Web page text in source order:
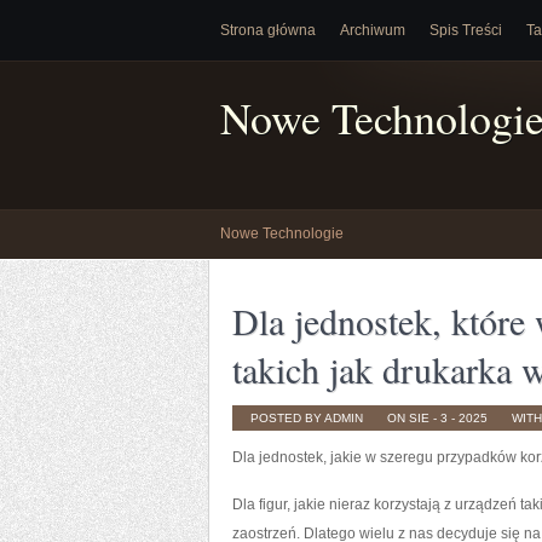
Strona główna Archiwum Spis Treści
Nowe
Nowe Technologie
Dla jednostek, które
takich jak drukarka
POSTED BY ADMIN ON SIE - 3 - 2025 WITH
Dla jednostek, jakie w szeregu przypadków
Dla figur, jakie nieraz korzystają z urządzeń
zaostrzeń. Dlatego wielu z nas decyduje się